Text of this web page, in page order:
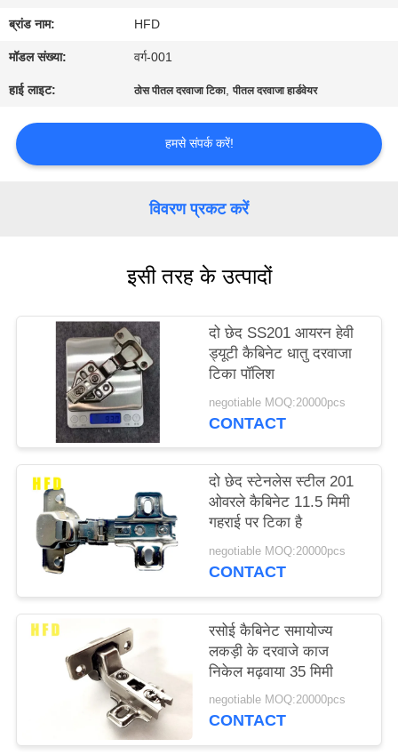
गुणवत्ता
नियंत्रण
संपर्क
करें
PRIVACY
POLICY
ब्रांड नाम: HFD
मॉडल संख्या: वर्ग-001
हाई लाइट: ठोस पीतल दरवाजा टिका,पीतल दरवाजा हार्डवेयर
हमसे संपर्क करें!
विवरण प्रकट करें
इसी तरह के उत्पादों
दो छेद SS201 आयरन हेवी
ड्यूटी कैबिनेट धातु दरवाजा
टिका पॉलिश
negotiable MOQ:20000pcs
CONTACT
दो छेद स्टेनलेस स्टील 201
ओवरले कैबिनेट 11.5 मिमी
गहराई पर टिका है
negotiable MOQ:20000pcs
CONTACT
रसोई कैबिनेट समायोज्य
लकड़ी के दरवाजे काज
निकेल मढ़वाया 35 मिमी
negotiable MOQ:20000pcs
CONTACT